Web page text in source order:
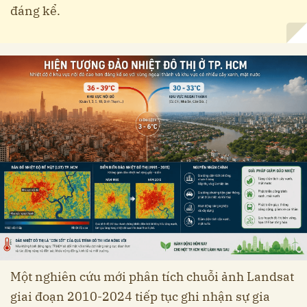
đáng kể.
Một nghiên cứu mới phân tích chuỗi ảnh Landsat
giai đoạn 2010-2024 tiếp tục ghi nhận sự gia